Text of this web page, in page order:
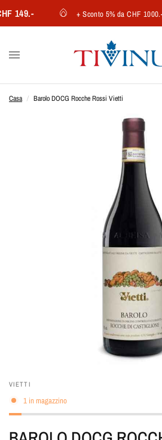
149.- + Sconto 5% da CHF 1000.-
Casa / Barolo DOCG Rocche Rossi Vietti
VIETTI
1 in magazzino